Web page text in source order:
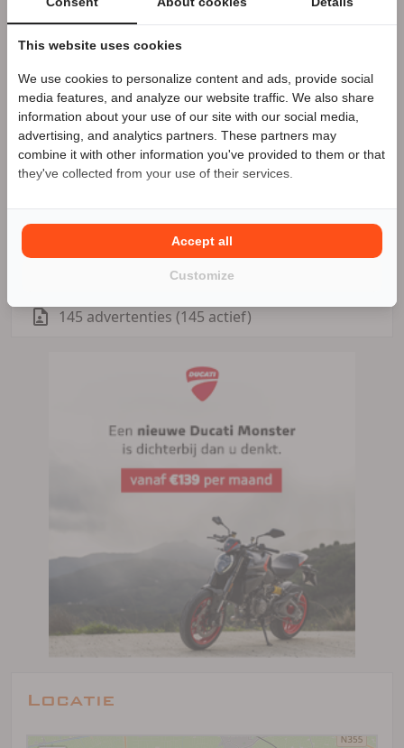
terecht. Kijk voor de voorwaarden op de
verhuursite.
Kom eens langs in onze mooie en zeer complete
showroom. En .. de koffie staat klaar.
Motoport Leek Zakelijke aanbieder
Meer advertenties
145 advertenties (145 actief)
Locatie
Speciale Motor2go prijs
Benieuwd naar de speciale Motor2go prijs? Bel
0594-511349
This website uses cookies
We use cookies to personalize content and ads, provide social
media features, and analyze our website traffic. We also share
information about your use of our site with our social media,
advertising, and analytics partners. These partners may
combine it with other information you've provided to them or that
they've collected from your use of their services.
Customize
Accept all